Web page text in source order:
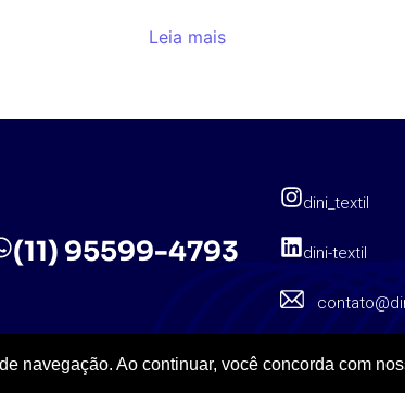
Leia mais
(11) 95599-4793
dini_textil
dini-textil
navegação. Ao continuar, você concorda com